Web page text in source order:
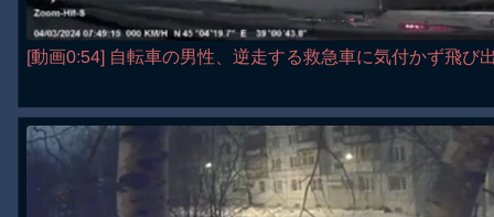
[動画0:54] 自転車の男性、逆走する救急車に気付かず飛び